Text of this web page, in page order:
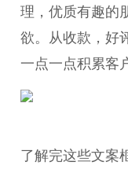
理，优质有趣的
欲。从收款，好
一点一点积累客
了解完这些文案